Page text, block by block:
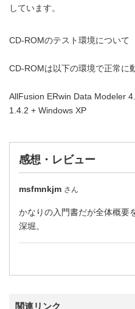
しています。
CD-ROMのテスト環境について
CD-ROMは以下の環境で正常に
AllFusion ERwin Data Modeler
1.4.2 + Windows XP
感想・レビュー
msfmnkjm さん
かなりの入門書だが全体概要
深堀。
関連リンク